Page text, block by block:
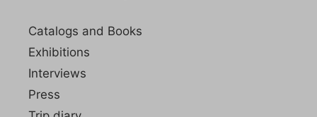
Catalogs and Books
Exhibitions
Interviews
Press